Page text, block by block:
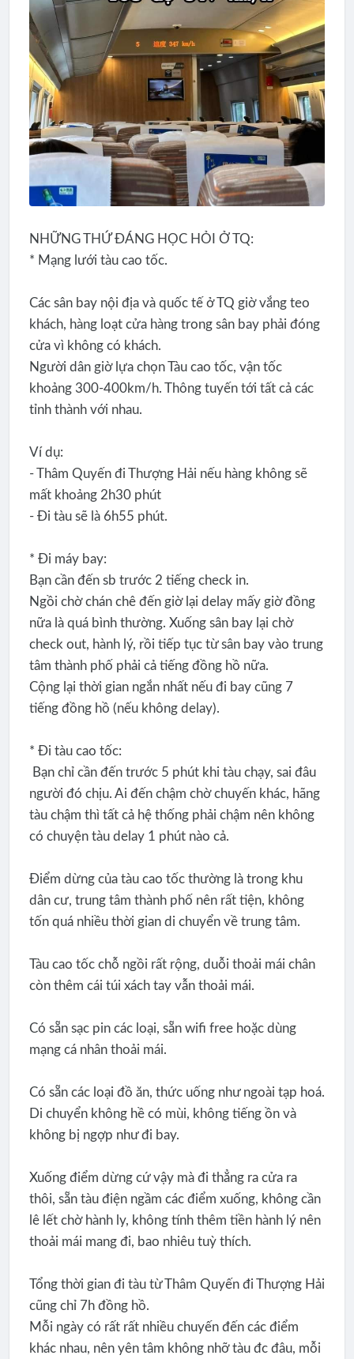
NHỮNG THỨ ĐÁNG HỌC HỎI Ở TQ:
* Mạng lưới tàu cao tốc.
Các sân bay nội địa và quốc tế ở TQ giờ vắng teo
khách, hàng loạt cửa hàng trong sân bay phải đóng
cửa vì không có khách.
Người dân giờ lựa chọn Tàu cao tốc, vận tốc
khoảng 300-400km/h. Thông tuyến tới tất cả các
tỉnh thành với nhau.
Ví dụ:
- Thâm Quyến đi Thượng Hải nếu hàng không sẽ
mất khoảng 2h30 phút
- Đi tàu sẽ là 6h55 phút.
* Đi máy bay:
Bạn cần đến sb trước 2 tiếng check in.
Ngồi chờ chán chê đến giờ lại delay mấy giờ đồng
nữa là quá bình thường. Xuống sân bay lại chờ
check out, hành lý, rồi tiếp tục từ sân bay vào trung
tâm thành phố phải cả tiếng đồng hồ nữa.
Cộng lại thời gian ngắn nhất nếu đi bay cũng 7
tiếng đồng hồ (nếu không delay).
* Đi tàu cao tốc:
Bạn chỉ cần đến trước 5 phút khi tàu chạy, sai đâu
người đó chịu. Ai đến chậm chờ chuyến khác, hãng
tàu chậm thì tất cả hệ thống phải chậm nên không
có chuyện tàu delay 1 phút nào cả.
Điểm dừng của tàu cao tốc thường là trong khu
dân cư, trung tâm thành phố nên rất tiện, không
tốn quá nhiều thời gian di chuyển về trung tâm.
Tàu cao tốc chỗ ngồi rất rộng, duỗi thoải mái chân
còn thêm cái túi xách tay vẫn thoải mái.
Có sẵn sạc pin các loại, sẵn wifi free hoặc dùng
mạng cá nhân thoải mái.
Có sẵn các loại đồ ăn, thức uống như ngoài tạp hoá.
Di chuyển không hề có mùi, không tiếng ồn và
không bị ngợp như đi bay.
Xuống điểm dừng cứ vậy mà đi thẳng ra cửa ra
thôi, sẵn tàu điện ngầm các điểm xuống, không cần
lê lết chờ hành ly, không tính thêm tiền hành lý nên
thoải mái mang đi, bao nhiêu tuỳ thích.
Tổng thời gian đi tàu từ Thâm Quyến đi Thượng Hải
cũng chỉ 7h đồng hồ.
Mỗi ngày có rất rất nhiều chuyến đến các điểm
khác nhau, nên yên tâm không nhỡ tàu đc đâu, mỗi